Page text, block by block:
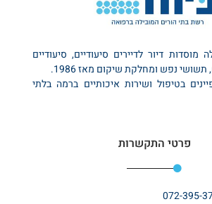
דיור לדיירים סיעודיים, סיעודיים
נפש ומחלקת שיקום מאז 1986.
בטיפול ושירות איכותיים ברמה בלתי
פרטי התקשרות
072-395-